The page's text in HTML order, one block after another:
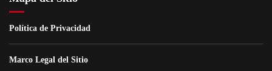
Política de Privacidad
Marco Legal del Sitio